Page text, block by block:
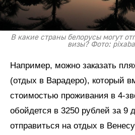
В какие страны белорусы могут
визы? Фото:
Например, можно заказать
(отдых в Варадеро), который
стоимостью проживания в 4-
обойдется в 3250 рублей за 9
отправиться на отдых в